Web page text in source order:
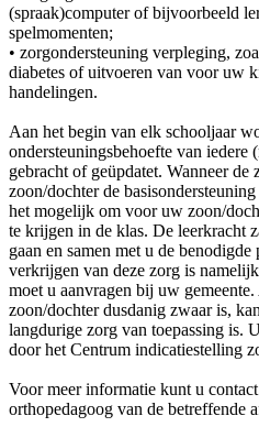
(spraak)computer of bijvoorbeeld
spelmomenten;
• zorgondersteuning verpleging,
diabetes of uitvoeren van voor uw
handelingen.
Aan het begin van elk schooljaar
ondersteuningsbehoefte van
gebracht of geüpdatet. Wanneer de
zoon/dochter de
het mogelijk om voor uw zoon/
te krijgen in de klas. De leerkracht
gaan en samen met u de
verkrijgen van deze zorg is
moet u aanvragen bij uw
zoon/dochter dusdanig zwaar is,
langdurige zorg van toepassing is.
door het Centrum indicatiestelling
Voor meer informatie kunt u
orthopedagoog van de betreffende